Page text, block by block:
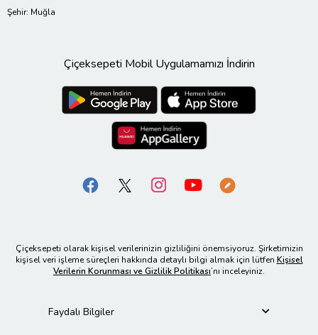
Şehir: Muğla
Çiçeksepeti Mobil Uygulamamızı İndirin
Çiçeksepeti olarak kişisel verilerinizin gizliliğini önemsiyoruz. Şirketimizin
kişisel veri işleme süreçleri hakkında detaylı bilgi almak için lütfen Kişisel
Verilerin Korunması ve Gizlilik Politikası’nı inceleyiniz.
Faydalı Bilgiler